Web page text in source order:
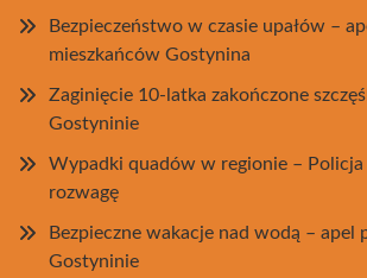
Bezpieczeństwo w czasie upałów –
mieszkańców Gostynina
Zaginięcie 10-latka zakończone
Gostyninie
Wypadki quadów w regionie – Policja
rozwagę
Bezpieczne wakacje nad wodą – apel
Gostyninie